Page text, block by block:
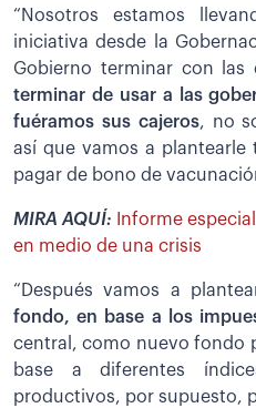
“Nosotros estamos
iniciativa desde la
Gobierno terminar con las
terminar de usar a las
fuéramos sus cajeros, no
así que vamos a
pagar de bono de
MIRA AQUÍ:
Informe
en medio de una crisis
“Después vamos a
fondo, en base a los
central, como nuevo fondo
base a diferentes
productivos, por supuesto,